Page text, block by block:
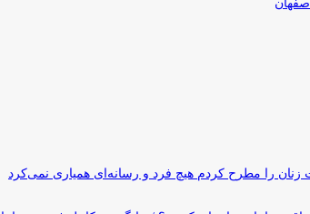
زنان را مطرح کردم هیچ فرد و رسانه‌ای همیاری نمی‌کرد